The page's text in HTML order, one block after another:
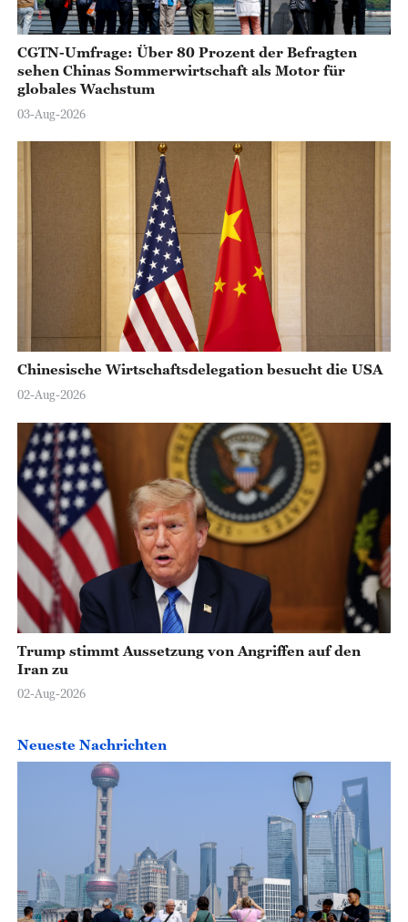
CGTN-Umfrage: Über 80 Prozent der Befragten
sehen Chinas Sommerwirtschaft als Motor für
globales Wachstum
03-Aug-2026
Chinesische Wirtschaftsdelegation besucht die USA
02-Aug-2026
Trump stimmt Aussetzung von Angriffen auf den
Iran zu
02-Aug-2026
Neueste Nachrichten